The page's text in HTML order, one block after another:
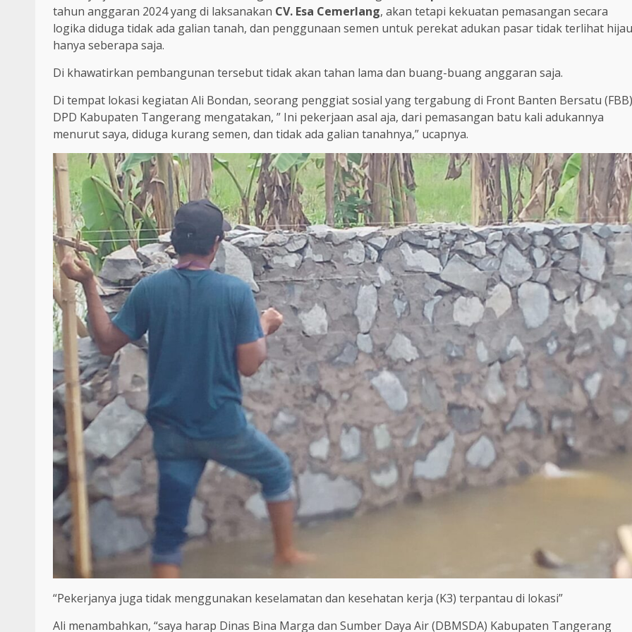
tahun anggaran 2024 yang di laksanakan CV. Esa Cemerlang, akan tetapi kekuatan pemasangan secara
logika diduga tidak ada galian tanah, dan penggunaan semen untuk perekat adukan pasar tidak terlihat hijau
hanya seberapa saja.
Di khawatirkan pembangunan tersebut tidak akan tahan lama dan buang-buang anggaran saja.
Di tempat lokasi kegiatan Ali Bondan, seorang penggiat sosial yang tergabung di Front Banten Bersatu (FBB)
DPD Kabupaten Tangerang mengatakan, ” Ini pekerjaan asal aja, dari pemasangan batu kali adukannya
menurut saya, diduga kurang semen, dan tidak ada galian tanahnya,” ucapnya.
“Pekerjanya juga tidak menggunakan keselamatan dan kesehatan kerja (K3) terpantau di lokasi”
Ali menambahkan, “saya harap Dinas Bina Marga dan Sumber Daya Air (DBMSDA) Kabupaten Tangerang